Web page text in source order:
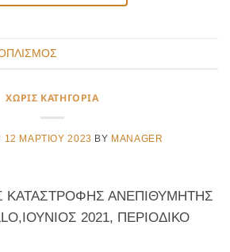
ΧΩΡΊΣ ΚΑΤΗΓΟΡΊΑ
12 ΜΑΡΤΊΟΥ 2023 BY MANAGER
ΑΝΕΠΙΘΥΜΗΤΗΣ
2021, ΠΕΡΙΟΔΙΚΟ